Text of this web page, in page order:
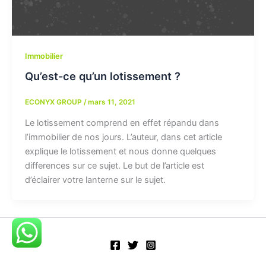
Immobilier
Qu’est-ce qu’un lotissement ?
ECONYX GROUP /mars 11, 2021
Le lotissement comprend en effet répandu dans
l’immobilier de nos jours. L’auteur, dans cet article
explique le lotissement et nous donne quelques
differences sur ce sujet. Le but de l’article est
d’éclairer votre lanterne sur le sujet.